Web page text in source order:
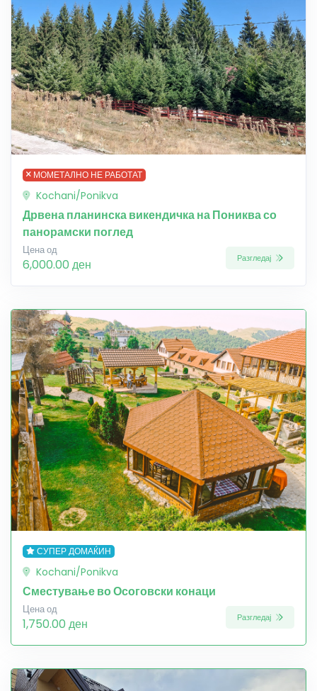
МОМЕТАЛНО НЕ РАБОТАТ
Kochani/Ponikva
Дрвена планинска викендичка на Пониква со
панорамски поглед
Цена од
6,000.00 ден Разгледај
СУПЕР ДОМАЌИН
Kochani/Ponikva
Сместување во Осоговски конаци
Цена од
1,750.00 ден Разгледај